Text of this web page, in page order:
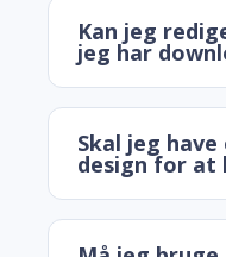
Kan jeg
jeg har
Skal jeg
design for at